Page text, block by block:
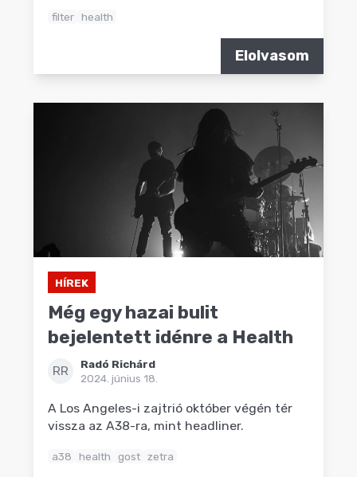
filter health
Elolvasom
HÍREK
Még egy hazai bulit
bejelentett idénre a Health
RR
Radó Richárd
2024. június 18.
A Los Angeles-i zajtrió október végén tér
vissza az A38-ra, mint headliner.
a38 health gost zetra